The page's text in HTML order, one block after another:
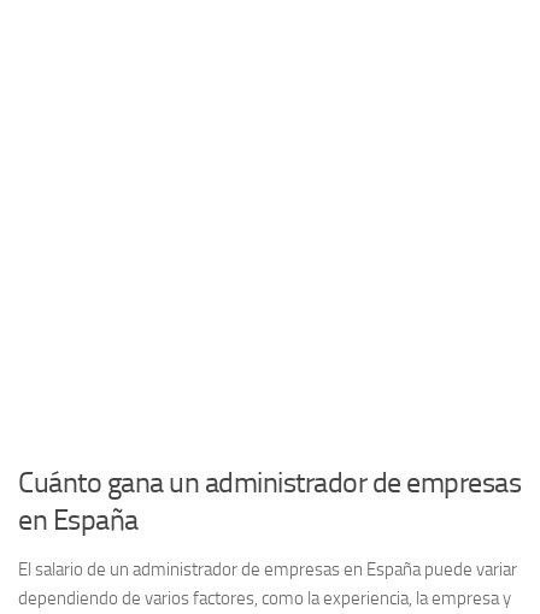
Cuánto gana un administrador de empresas
en España
El salario de un administrador de empresasen España puede variar
dependiendo de varios factores, como la experiencia, la empresa y